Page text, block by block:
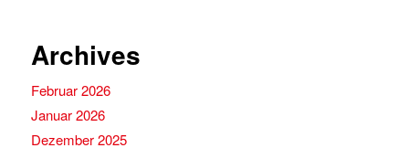
Archives
Februar 2026
Januar 2026
Dezember 2025